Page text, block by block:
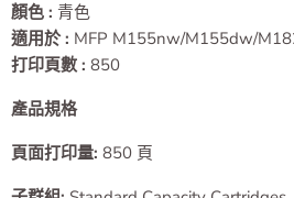
顏色 : 青色
適用於 : MFP M155nw/M155dw/
打印頁數 : 850
產品規格
頁面打印量: 850 頁